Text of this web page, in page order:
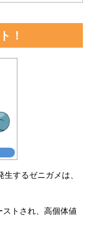
！
するゼニガメは、
ストされ、高個体値